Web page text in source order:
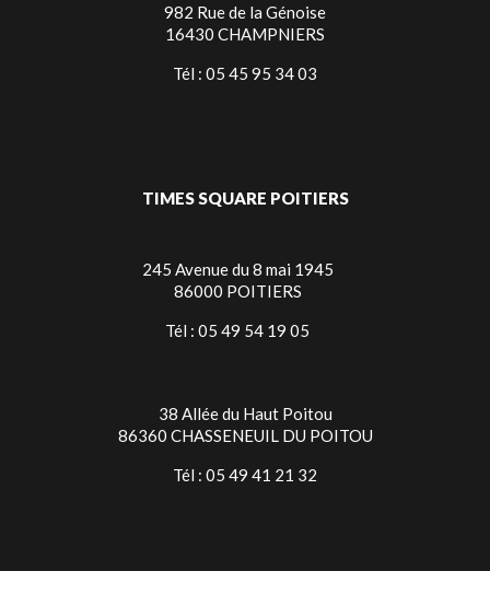
982 Rue de la Génoise
16430 CHAMPNIERS
Tél : 05 45 95 34 03
TIMES SQUARE POITIERS
245 Avenue du 8 mai 1945
86000 POITIERS
Tél : 05 49 54 19 05
38 Allée du Haut Poitou
86360 CHASSENEUIL DU POITOU
Tél : 05 49 41 21 32